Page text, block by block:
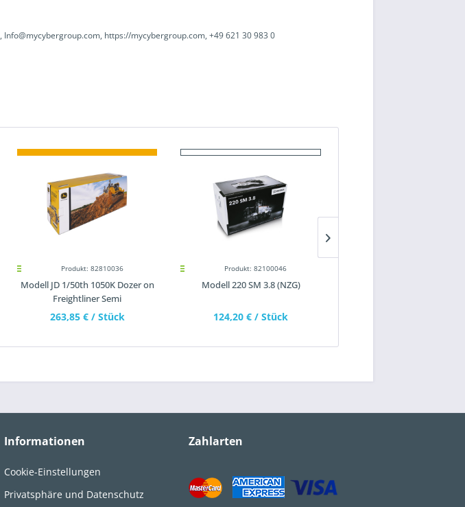
https://mycybergroup.com, +49 621 30 983 0
Produkt: 82810036
Modell JD 1/50th 1050K Dozer on
Freightliner Semi
263,85 € / Stück
Produkt: 82100046
Modell 220 SM 3.8 (NZG)
124,20 € / Stück
Informationen
Cookie-Einstellungen
Privatsphäre und Datenschutz
Zahlarten